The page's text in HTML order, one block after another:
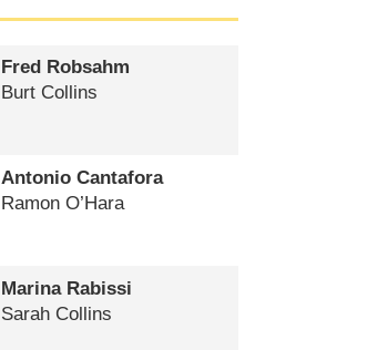
Fred Robsahm
Burt Collins
Antonio Cantafora
Ramon O’Hara
Marina Rabissi
Sarah Collins